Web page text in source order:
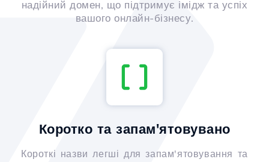
надійний домен, що підтримує імідж та успіх
вашого онлайн-бізнесу.
Коротко та запам'ятовувано
Короткі назви легші для запам'ятовування та